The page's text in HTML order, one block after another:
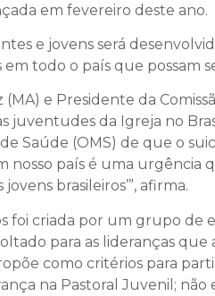
em fevereiro deste ano.
e jovens será
todo o país que possam
(MA) e Presidente da
juventudes da Igreja no
Saúde (OMS) de que o
nosso país é uma urgência
brasileiros’”, afirma.
foi criada por um grupo de
para as lideranças
como critérios para
na Pastoral Juvenil;